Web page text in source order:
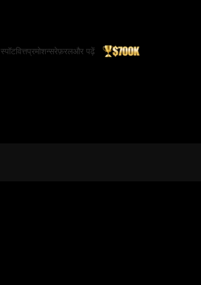
स्पॉटवित्तप्रमोशन्सरेफ़रलऔर पढ़ें